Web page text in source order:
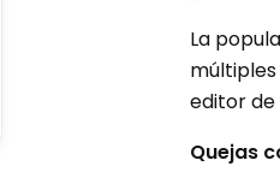
La
editor
Quejas